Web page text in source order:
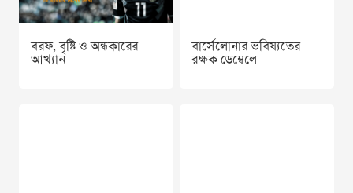
বরফ, বৃষ্টি ও অন্ধকারের
আখ্যান
বার্সেলোনার ভবিষ্যতের
রক্ষক ডেম্বেলে